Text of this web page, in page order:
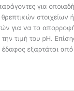
για
στοιχείων
για να τα
τιμή του pH.
έδαφος εξαρτάται